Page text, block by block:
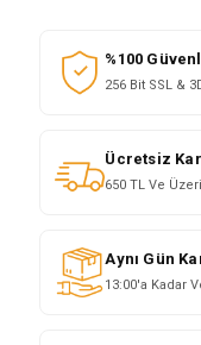
%100
256 Bit SSL &
Ücretsiz
650 TL Ve
Aynı Gün
13:00'a Kadar